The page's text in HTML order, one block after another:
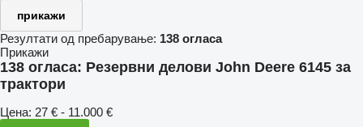
прикажи
Резултати од пребарување: 138 огласа
Прикажи
138 огласа: Резервни делови John Deere 6145 за
трактори
Цена: 27 € - 11.000 €